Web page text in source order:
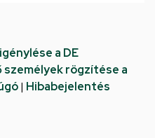
a DE
személyek rögzítése a
| Hibabejelentés